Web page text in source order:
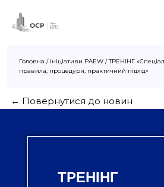
Головна / Ініціативи PAEW /ТРЕНІНГ
правила, процедури, практичний підхід»
← Повернутися до новин
ТРЕНІНГ